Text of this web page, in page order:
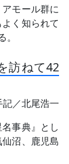
モール群に
く知られて
訪ねて42
記／北尾浩一
事典』とし
沼、鹿児島